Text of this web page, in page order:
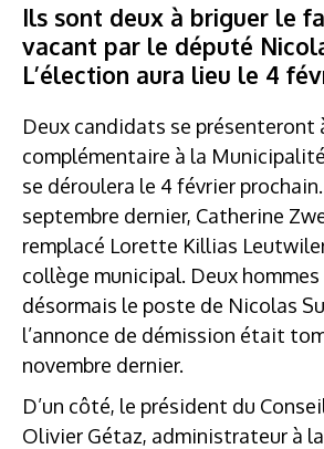
Ils sont deux à briguer le
vacant par le député
L’élection aura lieu le 4
Deux candidats se présenteront
complémentaire à la
se déroulera le 4 février
septembre dernier, Catherine
remplacé Lorette Killias
collège municipal. Deux
désormais le poste de Nicolas
l’annonce de démission était
novembre dernier.
D’un côté, le président du
Olivier Gétaz, administrateur à